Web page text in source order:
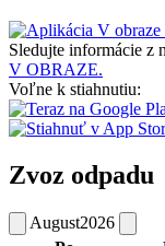
Sledujte informácie z
V OBRAZE.
Voľne k stiahnutiu:
Zvoz odpadu
August2026